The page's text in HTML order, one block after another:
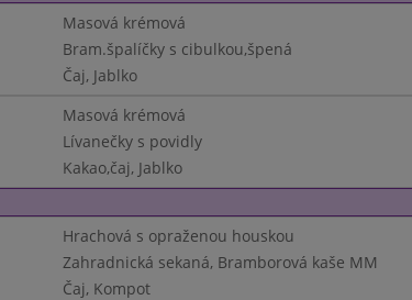
Masová krémová
Bram.špalíčky s cibulkou,špená
Čaj, Jablko
Masová krémová
Lívanečky s povidly
Kakao,čaj, Jablko
Hrachová s opraženou houskou
Zahradnická sekaná, Bramborová kaše MM
Čaj, Kompot